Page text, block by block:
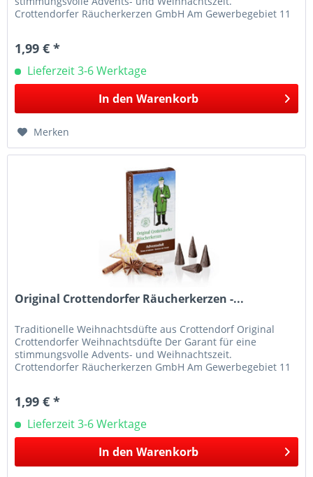
Crottendorfer Räucherkerzen GmbH Am Gewerbegebiet 11
1,99 € *
Lieferzeit 3-6 Werktage
In den Warenkorb
Merken
Original Crottendorfer Räucherkerzen -...
Traditionelle Weihnachtsdüfte aus Crottendorf Original
Crottendorfer Weihnachtsdüfte Der Garant für eine
stimmungsvolle Advents- und Weihnachtszeit.
Crottendorfer Räucherkerzen GmbH Am Gewerbegebiet 11
1,99 € *
Lieferzeit 3-6 Werktage
In den Warenkorb